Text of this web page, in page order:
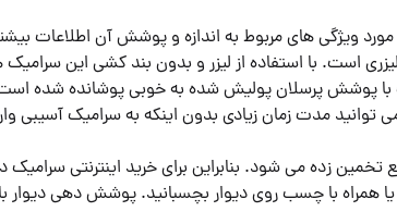
است. با استفاده از لیزر و بدون بند کشی این
پوشش پرسلان پولیش شده به خوبی پوشانده شده است.
مدت زمان زیادی بدون اینکه به سرامیک آسیبی
زده می شود. بنابراین برای خرید اینترنتی سرامیک
همراه با چسب روی دیوار بچسبانید. پوشش دهی دیوار